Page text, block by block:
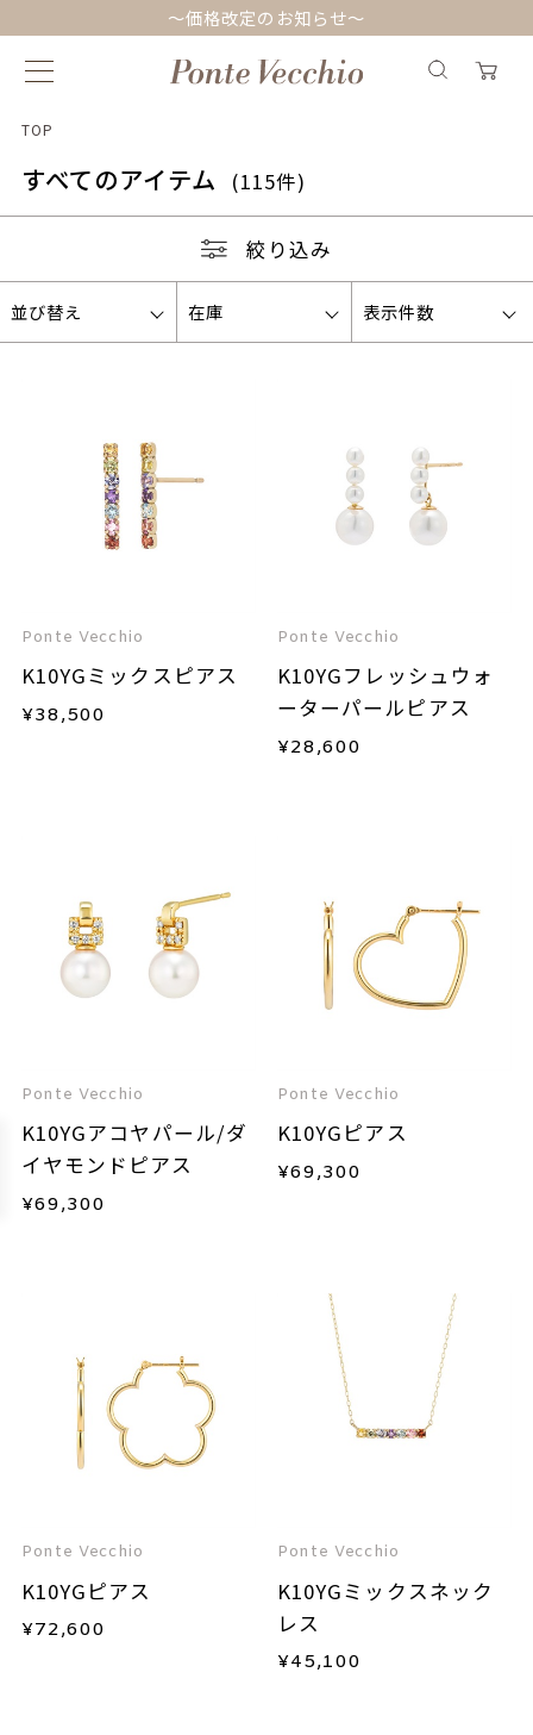
～価格改定のお知らせ～
TOP
すべてのアイテム (115件)
絞り込み
並び替え 在庫 表示件数
Ponte Vecchio
K10YGミックスピアス
¥38,500
Ponte Vecchio
K10YGフレッシュウォ
ーターパールピアス
¥28,600
Ponte Vecchio
K10YGアコヤパール/ダ
イヤモンドピアス
¥69,300
Ponte Vecchio
K10YGピアス
¥69,300
Ponte Vecchio
K10YGピアス
¥72,600
Ponte Vecchio
K10YGミックスネック
レス
¥45,100